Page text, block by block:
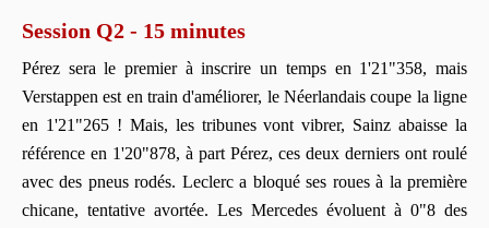
Session Q2 - 15 minutes
Pérez sera le premier à inscrire un temps en 1'21"358, mais
Verstappen est en train d'améliorer, le Néerlandais coupe la ligne
en 1'21"265 ! Mais, les tribunes vont vibrer, Sainz abaisse la
référence en 1'20"878, à part Pérez, ces deux derniers ont roulé
avec des pneus rodés. Leclerc a bloqué ses roues à la première
chicane, tentative avortée. Les Mercedes évoluent à 0"8 des